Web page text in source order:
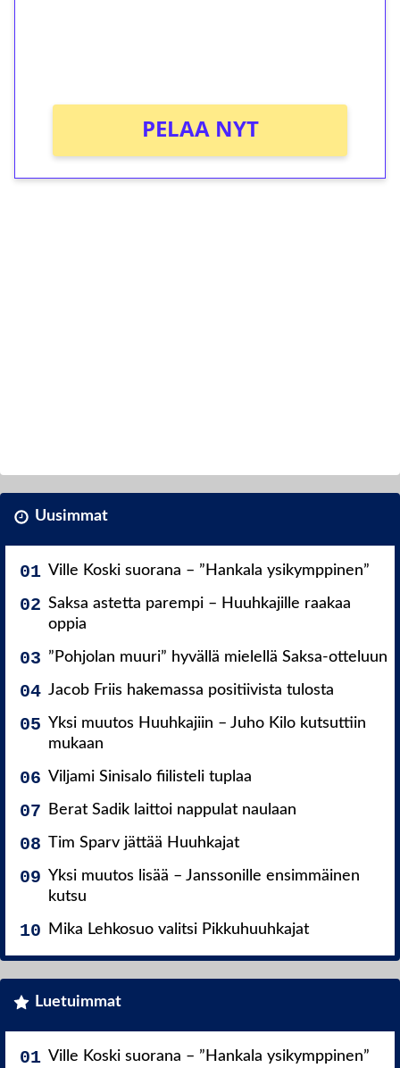
PELAA NYT
Uusimmat
Ville Koski suorana – ”Hankala ysikymppinen”
Saksa astetta parempi – Huuhkajille raakaa
oppia
”Pohjolan muuri” hyvällä mielellä Saksa-otteluun
Jacob Friis hakemassa positiivista tulosta
Yksi muutos Huuhkajiin – Juho Kilo kutsuttiin
mukaan
Viljami Sinisalo fiilisteli tuplaa
Berat Sadik laittoi nappulat naulaan
Tim Sparv jättää Huuhkajat
Yksi muutos lisää – Janssonille ensimmäinen
kutsu
Mika Lehkosuo valitsi Pikkuhuuhkajat
Luetuimmat
Ville Koski suorana – ”Hankala ysikymppinen”